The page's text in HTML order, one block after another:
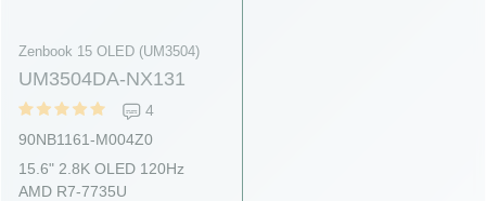
Zenbook 15 OLED (UM3504)
UM3504DA-NX131
4
90NB1161-M004Z0
15.6" 2.8K OLED 120Hz
AMD R7-7735U